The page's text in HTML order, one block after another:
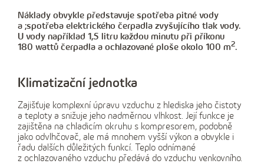
Náklady obvykle představuje spotřeba pitné vody
a ;spotřeba elektrického čerpadla zvyšujícího tlak vody.
U vody například 1,5 litru každou minutu při příkonu
180 wattů čerpadla a ochlazované ploše okolo 100 m2.
Klimatizační jednotka
Zajišťuje komplexní úpravu vzduchu z hlediska jeho čistoty
a teploty a snižuje jeho nadměrnou vlhkost. Její funkce je
zajištěna na chladicím okruhu s kompresorem, podobně
jako odvlhčovač, ale má mnohem vyšší výkon a obvykle i
řadu dalších důležitých funkcí. Teplo odnímané
z ochlazovaného vzduchu předává do vzduchu venkovního.